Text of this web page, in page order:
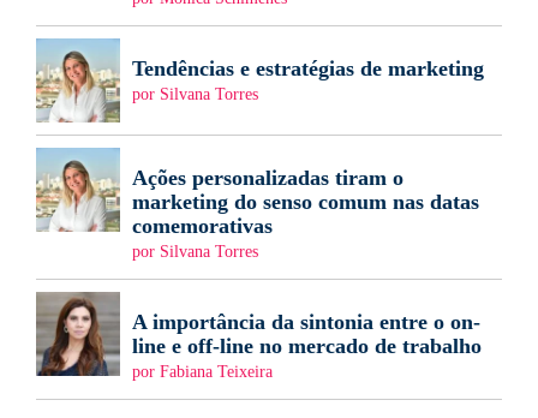
Tendências e estratégias de marketing
por Silvana Torres
Ações personalizadas tiram o
marketing do senso comum nas datas
comemorativas
por Silvana Torres
A importância da sintonia entre o on-
line e off-line no mercado de trabalho
por Fabiana Teixeira